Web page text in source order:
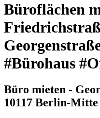
Büroflächen
#Bürohaus
Büro mieten -
10117 Berlin-Mitte